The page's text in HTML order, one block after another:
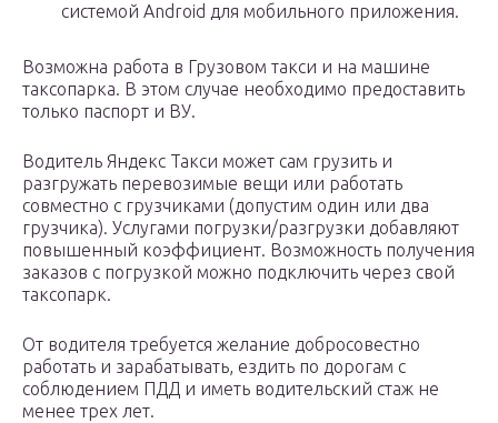
системой Android для мобильного приложения.
Возможна работа в Грузовом такси и на машине
таксопарка. В этом случае необходимо предоставить
только паспорт и ВУ.
Водитель Яндекс Такси может сам грузить и
разгружать перевозимые вещи или работать
совместно с грузчиками (допустим один или два
грузчика). Услугами погрузки/разгрузки добавляют
повышенный коэффициент. Возможность получения
заказов с погрузкой можно подключить через свой
таксопарк.
От водителя требуется желание добросовестно
работать и зарабатывать, ездить по дорогам с
соблюдением ПДД и иметь водительский стаж не
менее трех лет.